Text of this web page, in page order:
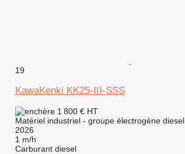
19
KawaKenki KK25-III-SSS
1 800 € HT
Matériel industriel - groupe électrogène diesel
2026
1 m/h
Carburant diesel